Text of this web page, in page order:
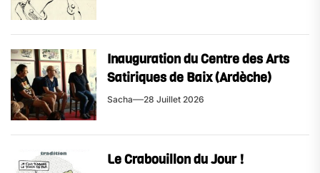
Inauguration du Centre des Arts
Satiriques de Baix (Ardèche)
Sacha 28 Juillet 2026
Le Crabouillon du Jour !